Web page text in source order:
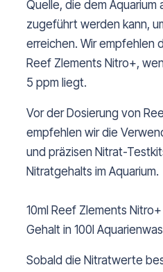
Quelle, die dem
zugeführt werden kann,
erreichen. Wir empfehlen
Reef Zlements Nitro+,
5 ppm liegt.
Vor der Dosierung von
empfehlen wir die
und präzisen Nitrat-
Nitratgehalts im Aquarium.
10ml Reef Zlements
Gehalt in 100l
Sobald die Nitratwerte